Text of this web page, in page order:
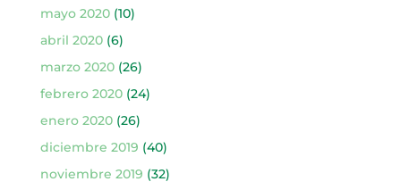
mayo 2020(10)
abril 2020(6)
marzo 2020(26)
febrero 2020(24)
enero 2020(26)
diciembre 2019 (40)
noviembre 2019 (32)